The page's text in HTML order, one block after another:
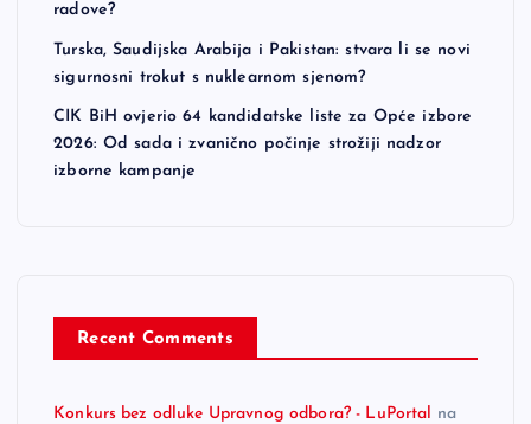
radove?
Turska, Saudijska Arabija i Pakistan: stvara li se novi
sigurnosni trokut s nuklearnom sjenom?
CIK BiH ovjerio 64 kandidatske liste za Opće izbore
2026: Od sada i zvanično počinje strožiji nadzor
izborne kampanje
Recent Comments
Konkurs bez odluke Upravnog odbora? - LuPortal na